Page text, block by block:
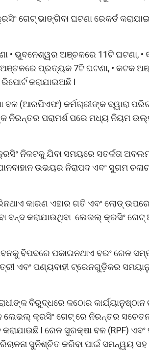
ଗେଟ୍ ଭାଙ୍ଗିବା ଘଟଣା ରେକର୍ଡ
• ଭୁବନେଶ୍ୱର ଅଞ୍ଚଳରେ 11ଟି ଘଟଣା,
ପ୍ରତ୍ୟକ 7ଟି ଘଟଣା, • କଟକ
କରାଯାଇଅଛି I
ବଳ (ଆରପିଏଫ) କର୍ମଚାରୀଙ୍କ ଦ୍ୱାରା
ନିରନ୍ତର ପରାମର୍ଶ ପରେ ମଧ୍ୟ ନିୟମ
ନିକଟକୁ ଯିବା ସମୟରେ ସତର୍କତା
ଉଭୟର ନିରାପଦ ଏବଂ ସୁଗମ
କାରଣ ଏହାର ଗତି ଏବଂ ଲୋଡ୍
ବନ୍ଦ କରାଯାଉଥିବା ଲେଭଲ୍ କ୍ରସିଂ
ବିପଦରେ ପକାଇନଥାଏ ବରଂ ରେଳ
ଏବଂ ପଣ୍ୟବାହୀ ଟ୍ରେନଗୁଡ଼ିକର
ବିରୁଦ୍ଧରେ କଠୋର
ଲେଭଲ୍ କ୍ରସିଂ ଗେଟ୍ ରେ ନିରନ୍ତର
I ରେଳ ସୁରକ୍ଷା ବଳ (RPF) ଏବଂ
ସୁନିଶ୍ଚିତ କରିବା ପାଇଁ ସମନ୍ୱୟ ସହ